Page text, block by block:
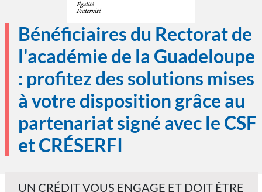
Bénéficiaires du Rectorat de
l'académie de la Guadeloupe
: profitez des solutions mises
à votre disposition grâce au
partenariat signé avec le CSF
et CRÉSERFI
UN CRÉDIT VOUS ENGAGE ET DOIT ÊTRE